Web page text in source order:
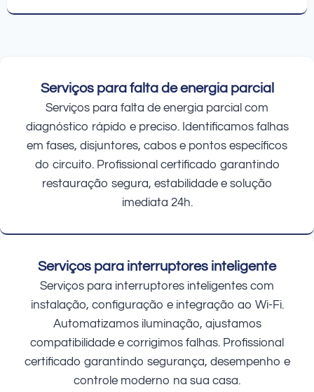
Serviços para falta de energia parcial
Serviços para falta de energia parcial com
diagnóstico rápido e preciso. Identificamos falhas
em fases, disjuntores, cabos e pontos específicos
do circuito. Profissional certificado garantindo
restauração segura, estabilidade e solução
imediata 24h.
Serviços para interruptores inteligente
Serviços para interruptores inteligentes com
instalação, configuração e integração ao Wi-Fi.
Automatizamos iluminação, ajustamos
compatibilidade e corrigimos falhas. Profissional
certificado garantindo segurança, desempenho e
controle moderno na sua casa.